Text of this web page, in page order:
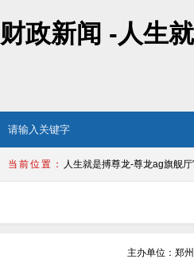
财政新闻 -人生
人生就是搏尊龙-尊龙ag旗舰厅
主办单位：郑